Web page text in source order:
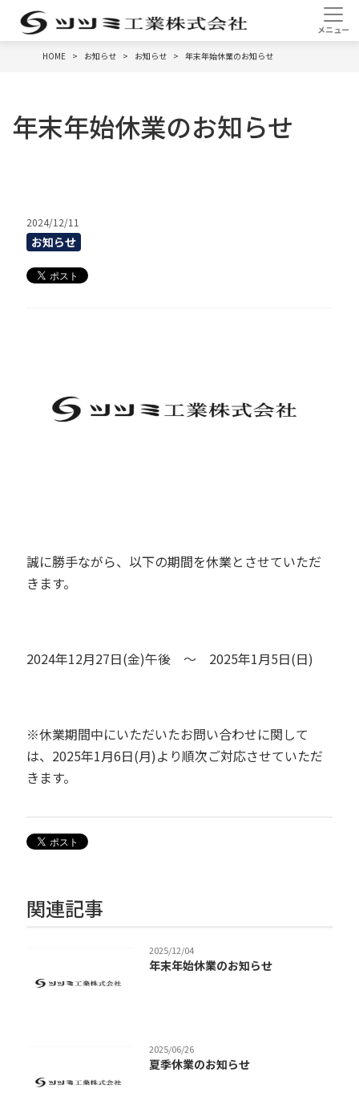
HOME お知らせ お知らせ 年末年始休業のお知らせ
年末年始休業のお知らせ
2024/12/11
お知らせ
誠に勝手ながら、以下の期間を休業とさせていただ
きます。
2024年12月27日(金)午後 ～ 2025年1月5日(日)
※休業期間中にいただいたお問い合わせに関して
は、2025年1月6日(月)より順次ご対応させていただ
きます。
関連記事
2025/12/04
年末年始休業のお知らせ
2025/06/26
夏季休業のお知らせ